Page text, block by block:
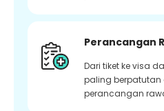
Perancangan
Dari tiket ke visa
paling
perancangan